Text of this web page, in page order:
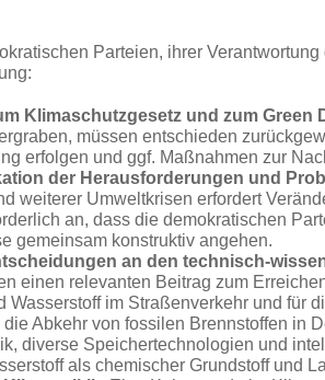
Parteien, ihrer
Klimaschutzgesetz und zum Green
müssen entschieden
erfolgen und ggf. Maßnahmen zur
der Herausforderungen und
weiterer Umweltkrisen erfordert
an, dass die demokratischen
gemeinsam konstruktiv angehen.
an den technisch-
einen relevanten Beitrag zum
Wasserstoff im Straßenverkehr und für
Abkehr von fossilen Brennstoffen in
diverse Speichertechnologien und
als chemischer Grundstoff und